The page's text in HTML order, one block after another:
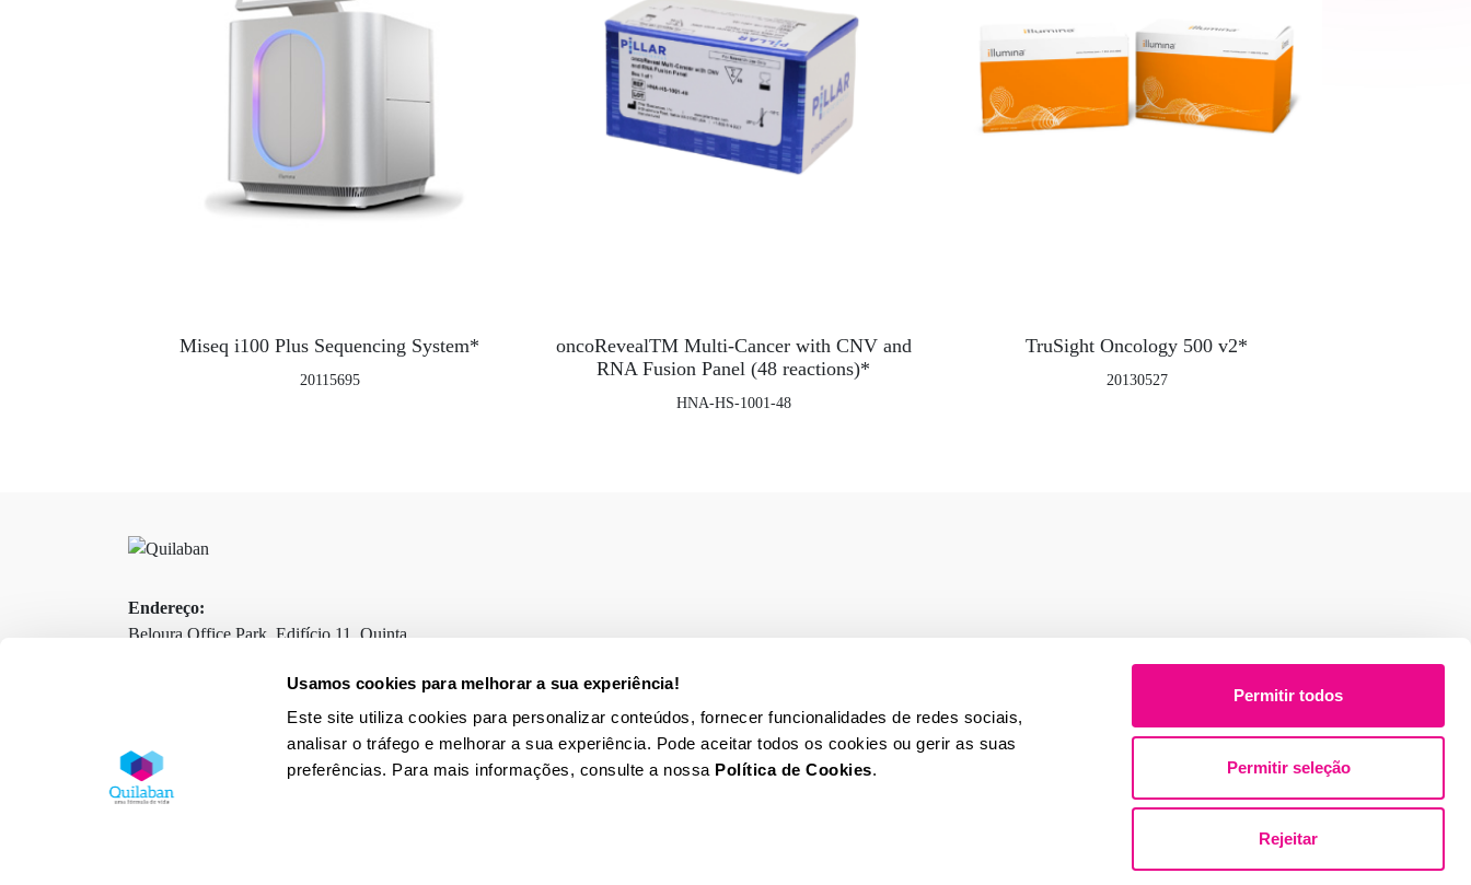
Usamos cookies para melhorar a sua experiência!
Este site utiliza cookies para personalizar conteúdos, fornecer funcionalidades de redes sociais,
analisar o tráfego e melhorar a sua experiência. Pode aceitar todos os cookies ou gerir as suas
preferências. Para mais informações, consulte a nossa Política de Cookies.
Permitir todos
Permitir seleção
Rejeitar
Miseq i100 Plus Sequencing System*
20115695
oncoRevealTM Multi-Cancer with CNV and
RNA Fusion Panel (48 reactions)*
HNA-HS-1001-48
TruSight Oncology 500 v2*
20130527
Endereço:
Beloura Office Park, Edifício 11, Quinta
2710-693 Sintra, Portugal
Contactos